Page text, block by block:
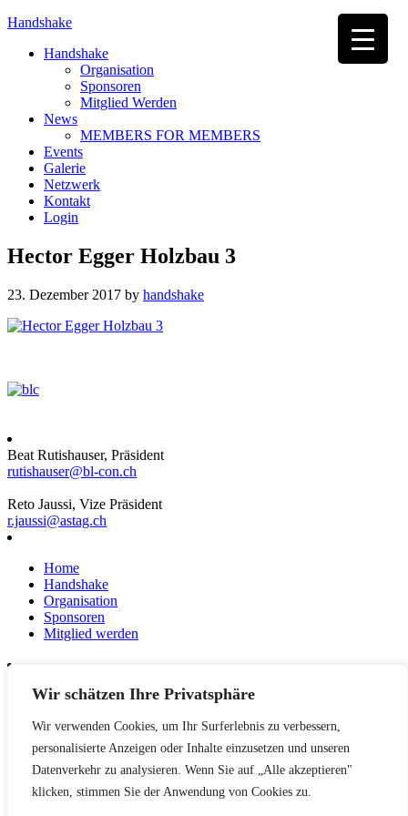
Wir schätzen Ihre Privatsphäre
Wir verwenden Cookies, um Ihr Surferlebnis zu verbessern,
personalisierte Anzeigen oder Inhalte einzusetzen und unseren
Datenverkehr zu analysieren. Wenn Sie auf „Alle akzeptieren"
klicken, stimmen Sie der Anwendung von Cookies zu.
Handshake
Handshake
Organisation
Sponsoren
Mitglied Werden
News
MEMBERS FOR MEMBERS
Events
Galerie
Netzwerk
Kontakt
Login
Hector Egger Holzbau 3
23. Dezember 2017 by handshake
Beat Rutishauser, Präsident
rutishauser@bl-con.ch
Reto Jaussi, Vize Präsident
r.jaussi@astag.ch
Home
Handshake
Organisation
Sponsoren
Mitglied werden
News
Netzwerk
Kontakt